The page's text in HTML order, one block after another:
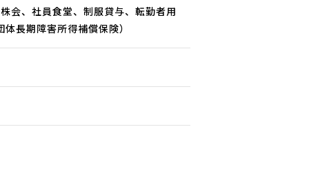
会、社員食堂、制服貸与、転勤者用
長期障害所得補償保険）